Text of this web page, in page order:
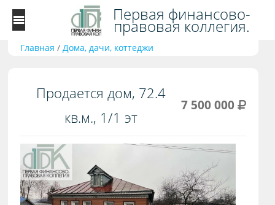
Первая финансово-
правовая коллегия.
Главная /Дома, дачи, коттеджи
Продается дом, 72.4
кв.м., 1/1 эт
7 500 000